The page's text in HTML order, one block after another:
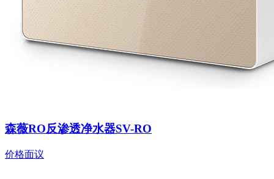
森薇RO反渗透净水器SV-RO
价格面议